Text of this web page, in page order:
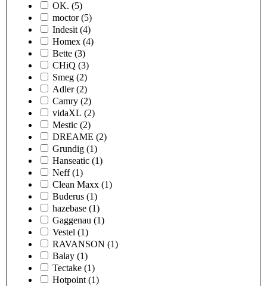
OK. (5)
moctor (5)
Indesit (4)
Homex (4)
Bette (3)
CHiQ (3)
Smeg (2)
Adler (2)
Camry (2)
vidaXL (2)
Mestic (2)
DREAME (2)
Grundig (1)
Hanseatic (1)
Neff (1)
Clean Maxx (1)
Buderus (1)
hazebase (1)
Gaggenau (1)
Vestel (1)
RAVANSON (1)
Balay (1)
Tectake (1)
Hotpoint (1)